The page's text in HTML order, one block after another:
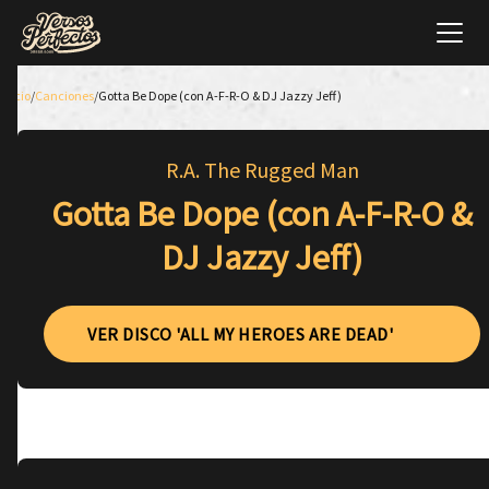
Inicio/Canciones/Gotta Be Dope (con A-F-R-O & DJ Jazzy Jeff)
R.A. The Rugged Man
Gotta Be Dope (con A-F-R-O &
DJ Jazzy Jeff)
VER DISCO 'ALL MY HEROES ARE DEAD'